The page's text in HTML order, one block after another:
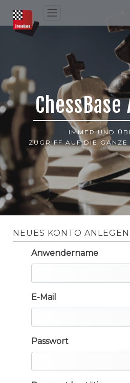
IMMER UND
ZUGRIFF AUF DIE GANZE
NEUES KONTO ANLEGEN
Anwendername
E-Mail
Passwort